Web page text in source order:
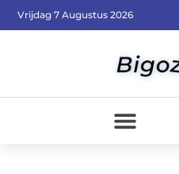
Vrijdag 7 Augustus 2026